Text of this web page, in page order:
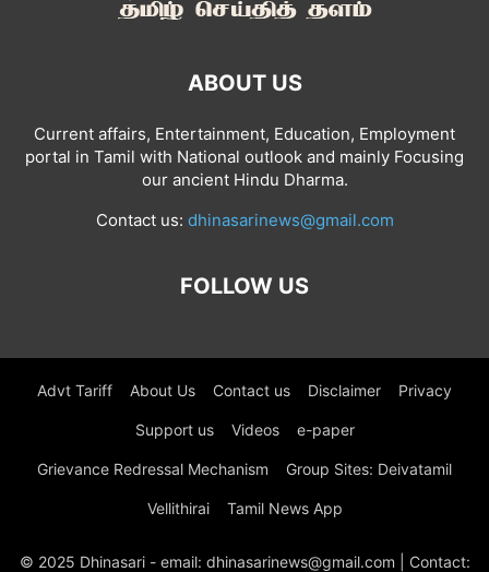
ABOUT US
Current affairs, Entertainment, Education, Employment
portal in Tamil with National outlook and mainly Focusing
our ancient Hindu Dharma.
Contact us: dhinasarinews@gmail.com
FOLLOW US
Advt Tariff About Us Contact us Disclaimer Privacy
Support us Videos e-paper
Grievance Redressal Mechanism Group Sites: Deivatamil
Vellithirai Tamil News App
© 2025 Dhinasari - email: dhinasarinews@gmail.com | Contact: